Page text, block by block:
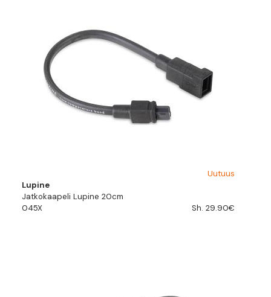
Uutuus
Lupine
Jatkokaapeli Lupine 20cm
045X
Sh. 29.90€